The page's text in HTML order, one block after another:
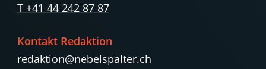
T +41 44 242 87 87
Kontakt Redaktion
redaktion@nebelspalter.ch